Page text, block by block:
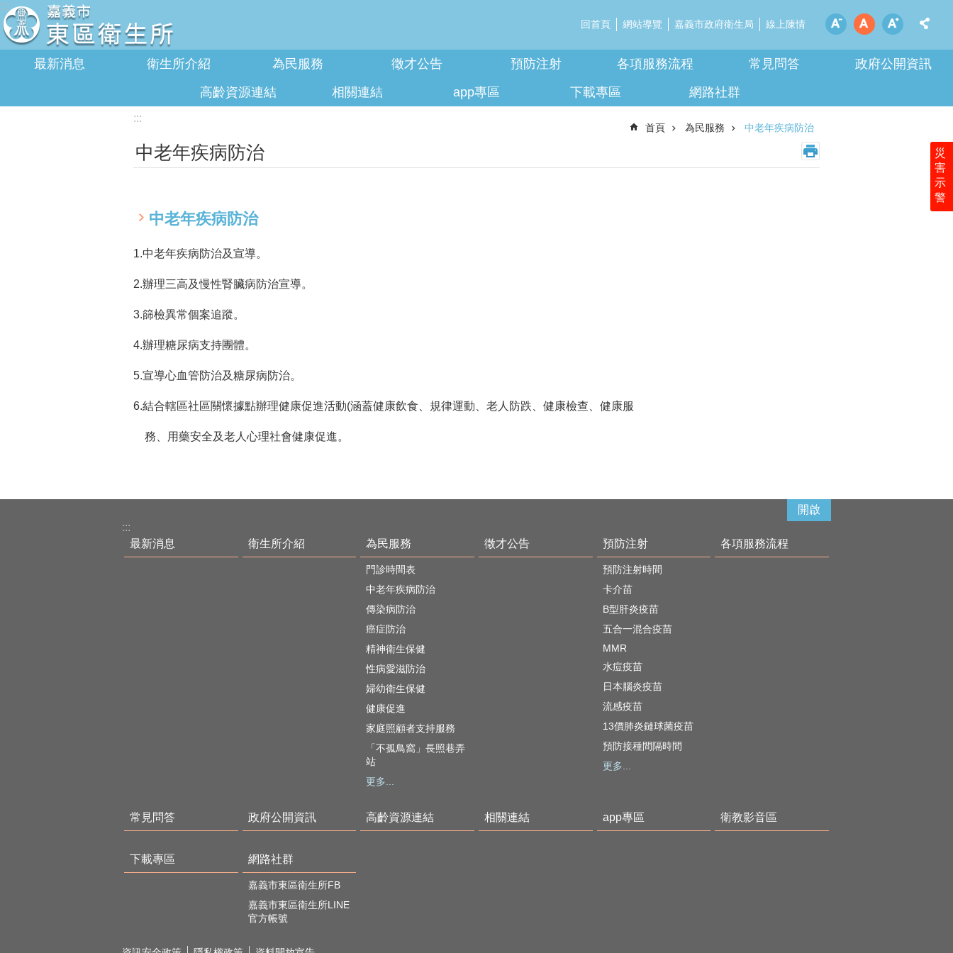
跳到主要內容區塊
:::
回首頁 網站導覽 嘉義市政府衛生局 線上陳情
災
害
示
警
最新消息 衛生所介紹 為民服務 徵才公告 預防注射 各項服務流程 常見問答
政府公開資訊
高齡資源連結
相關連結 app專區 下載專區 網路社群
:::
首頁 為民服務 中老年疾病防治
中老年疾病防治
中老年疾病防治
1.中老年疾病防治及宣導。
2.辦理三高及慢性腎臟病防治宣導。
3.篩檢異常個案追蹤。
4.辦理糖尿病支持團體。
5.宣導心血管防治及糖尿病防治。
6.結合轄區社區關懷據點辦理健康促進活動(涵蓋健康飲食、規律運動、老人防跌、健康檢查、健康服
務、用藥安全及老人心理社會健康促進。
開啟
:::
最新消息
衛生所介紹 為民服務
門診時間表
中老年疾病防治
傳染病防治
癌症防治
精神衛生保健
性病愛滋防治
婦幼衛生保健
健康促進
家庭照顧者支持服務
「不孤鳥窩」長照巷弄
站
更多...
徵才公告 預防注射
預防注射時間
卡介苗
B型肝炎疫苗
五合一混合疫苗
MMR
水痘疫苗
日本腦炎疫苗
流感疫苗
13價肺炎鏈球菌疫苗
預防接種間隔時間
更多...
各項服務流程
常見問答 政府公開資訊 高齡資源連結 相關連結 app專區 衛教影音區
下載專區 網路社群
嘉義市東區衛生所FB
嘉義市東區衛生所LINE
官方帳號